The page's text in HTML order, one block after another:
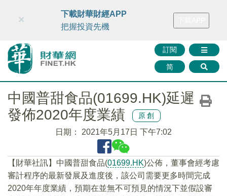
財華智庫網 FINTV FINMETA 財華證券 媒體矩陣
訂閱
简
×
下載財華財經APP
把握投資先機
中國普甜食品(01699.HK)延遲
發佈2020年度業績
原創
日期： 2021年5月17日 下午7:02
【財華社訊】中國普甜食品(01699.HK)公佈，董事會經考慮
審計程序的最新發展及進度後，該公司需要更多時間完成
2020年年度業績，預期在並無不可預見的情況下並假設審